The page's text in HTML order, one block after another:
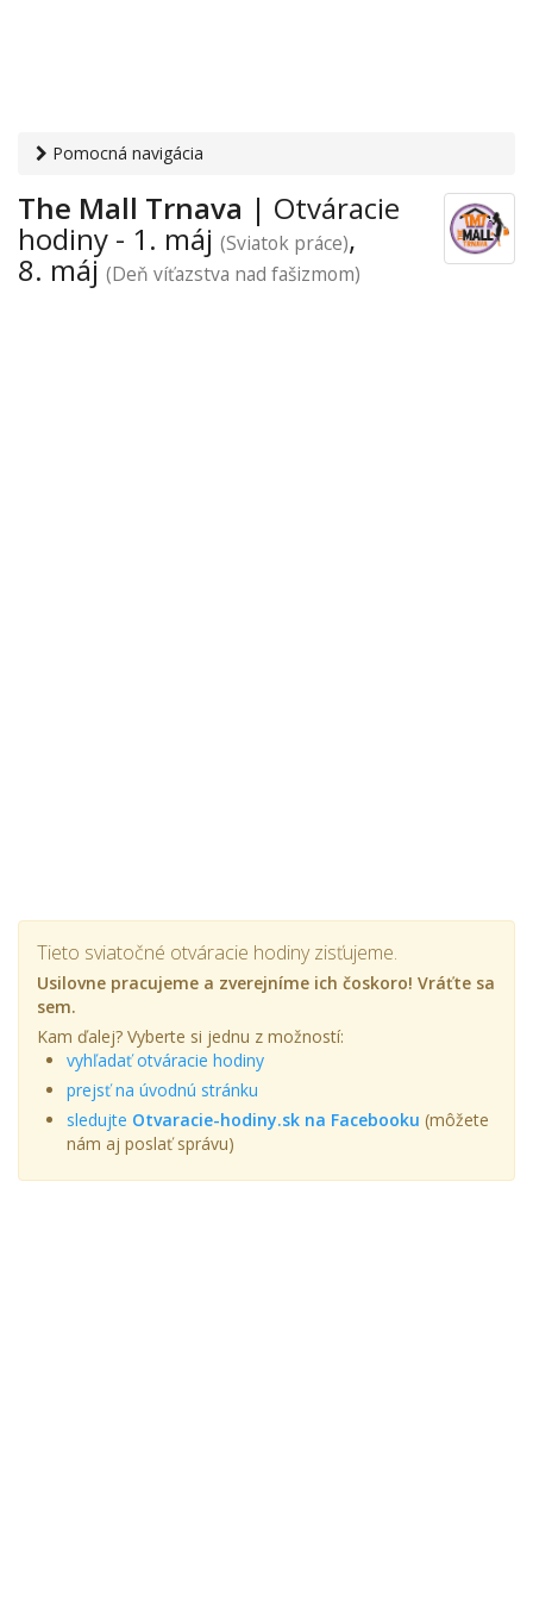
Pomocná navigácia
zábavné centrá›Májové sviatky› The Mall Trnava
The Mall Trnava | Otváracie
hodiny - 1. máj (Sviatok práce),
8. máj (Deň víťazstva nad fašizmom)
Tieto sviatočné otváracie hodiny zisťujeme.
Usilovne pracujeme a zverejníme ich čoskoro! Vráťte sa
sem.
Kam ďalej? Vyberte si jednu z možností:
vyhľadať otváracie hodiny
prejsť na úvodnú stránku
sledujte Otvaracie-hodiny.sk na Facebooku (môžete
nám aj poslať správu)